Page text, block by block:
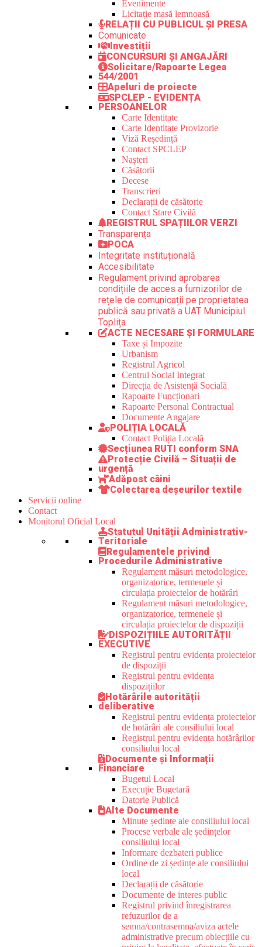
Evenimente
Licitație masă lemnoasă
RELAȚII CU PUBLICUL ȘI PRESA
Comunicate
Investiții
CONCURSURI ȘI ANGAJĂRI
Solicitare/Rapoarte Legea
544/2001
Apeluri de proiecte
SPCLEP - EVIDENȚA
PERSOANELOR
Carte Identitate
Carte Identitate Provizorie
Viză Reședință
Contact SPCLEP
Nașteri
Căsătorii
Decese
Transcrieri
Declarații de căsătorie
Contact Stare Civilă
REGISTRUL SPAȚIILOR VERZI
Transparența
POCA
Integritate instituțională
Accesibilitate
Regulament privind aprobarea
condițiile de acces a furnizorilor de
rețele de comunicații pe proprietatea
publică sau privată a UAT Municipiul
Toplița
ACTE NECESARE ȘI FORMULARE
Taxe și Impozite
Urbanism
Registrul Agricol
Centrul Social Integrat
Direcția de Asistență Socială
Rapoarte Funcționari
Rapoarte Personal Contractual
Documente Angajare
POLIȚIA LOCALĂ
Contact Poliția Locală
Secțiunea RUTI conform SNA
Protecție Civilă – Situații de
urgență
Adăpost câini
Colectarea deșeurilor textile
Servicii online
Contact
Monitorul Oficial Local
Statutul Unității Administrativ-
Teritoriale
Regulamentele privind
Procedurile Administrative
Regulament măsuri metodologice,
organizatorice, termenele și
circulația proiectelor de hotărâri
Regulament măsuri metodologice,
organizatorice, termenele și
circulația proiectelor de dispoziții
DISPOZIȚIILE AUTORITĂȚII
EXECUTIVE
Registrul pentru evidența proiectelor
de dispoziții
Registrul pentru evidența
dispozițiilor
Hotărârile autorității
deliberative
Registrul pentru evidența proiectelor
de hotărâri ale consiliului local
Registrul pentru evidența hotărârilor
consiliului local
Documente și Informații
Financiare
Bugetul Local
Execuție Bugetară
Datorie Publică
Alte Documente
Minute ședințe ale consiliului local
Procese verbale ale ședințelor
consiliului local
Informare dezbateri publice
Ordine de zi ședințe ale consiliului
local
Declarații de căsătorie
Documente de interes public
Registrul privind înregistrarea
refuzurilor de a
semna/contrasemna/aviza actele
administrative precum obiecțiile cu